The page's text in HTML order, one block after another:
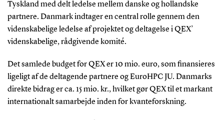
Tyskland med delt ledelse mellem danske og hollandske
partnere. Danmark indtager en central rolle gennem den
videnskabelige ledelse af projektet og deltagelse i QEX’
videnskabelige, rådgivende komité.
Det samlede budget for QEX er 10 mio. euro, som finansieres
ligeligt af de deltagende partnere og EuroHPC JU. Danmarks
direkte bidrag er ca. 15 mio. kr., hvilket gør QEX til et markant
internationalt samarbejde inden for kvanteforskning.